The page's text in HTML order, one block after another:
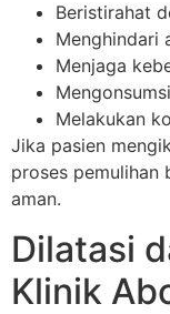
Beristirahat
Menghindari
Menjaga
Melakukan
Jika pasien
proses pemulihan
aman.
Dilatasi
Klinik